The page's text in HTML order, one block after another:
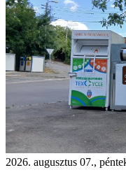
2026. augusztus 07.,